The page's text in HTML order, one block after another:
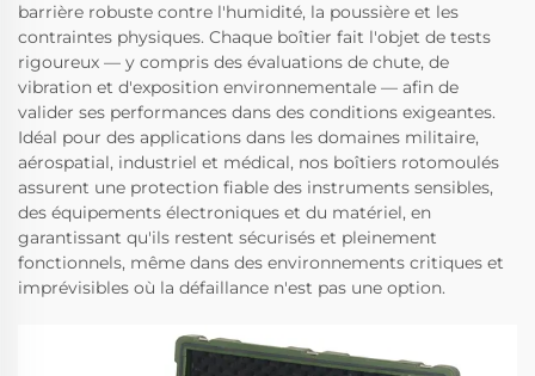
barrière robuste contre l'humidité, la poussière et les
contraintes physiques. Chaque boîtier fait l'objet de tests
rigoureux — y compris des évaluations de chute, de
vibration et d'exposition environnementale — afin de
valider ses performances dans des conditions exigeantes.
Idéal pour des applications dans les domaines militaire,
aérospatial, industriel et médical, nos boîtiers rotomoulés
assurent une protection fiable des instruments sensibles,
des équipements électroniques et du matériel, en
garantissant qu'ils restent sécurisés et pleinement
fonctionnels, même dans des environnements critiques et
imprévisibles où la défaillance n'est pas une option.